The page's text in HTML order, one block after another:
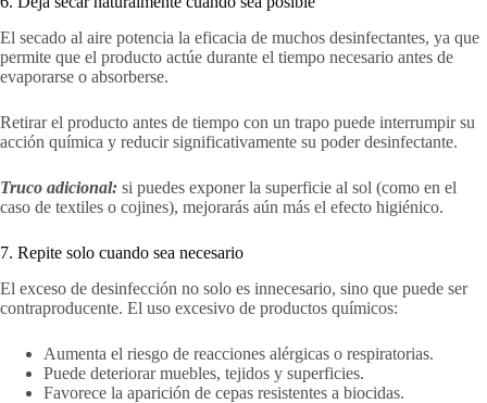
El secado al aire potencia la eficacia de muchos desinfectantes, ya que
permite que el producto actúe durante el tiempo necesario antes de
evaporarse o absorberse.
Retirar el producto antes de tiempo con un trapo puede interrumpir su
acción química y reducir significativamente su poder desinfectante.
Truco adicional: si puedes exponer la superficie al sol (como en el
caso de textiles o cojines), mejorarás aún más el efecto higiénico.
7. Repite solo cuando sea necesario
El exceso de desinfección no solo es innecesario, sino que puede ser
contraproducente. El uso excesivo de productos químicos:
Aumenta el riesgo de reacciones alérgicas o respiratorias.
Puede deteriorar muebles, tejidos y superficies.
Favorece la aparición de cepas resistentes a biocidas.